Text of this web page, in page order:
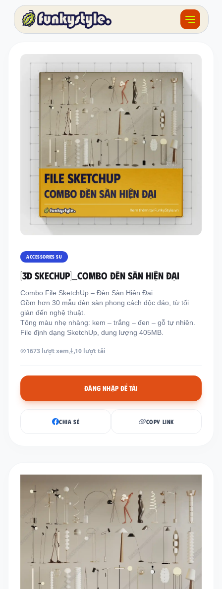
Khóa học
Tài nguyên
Sản phẩm
Giải thưởng
Đồ án
Feedback
F.BLOG
Địa chỉ:209/8D QL13, Phường Bình Thạnh,
Điện thoại:
093 803 9170
Đăng nhập
ACCESSORIES SU
[3D SKECHUP]_Combo Đèn sàn hiện đại
Combo File SketchUp – Đèn Sàn Hiện Đại
Gồm hơn 30 mẫu đèn sàn phong cách độc đáo, từ tối
giản đến nghệ thuật.
Tông màu nhẹ nhàng: kem – trắng – đen – gỗ tự nhiên.
File định dạng SketchUp, dung lượng 405MB.
1673 lượt xem 10 lượt tải
ĐĂNG NHẬP ĐỂ TẢI
CHIA SẺ COPY LINK